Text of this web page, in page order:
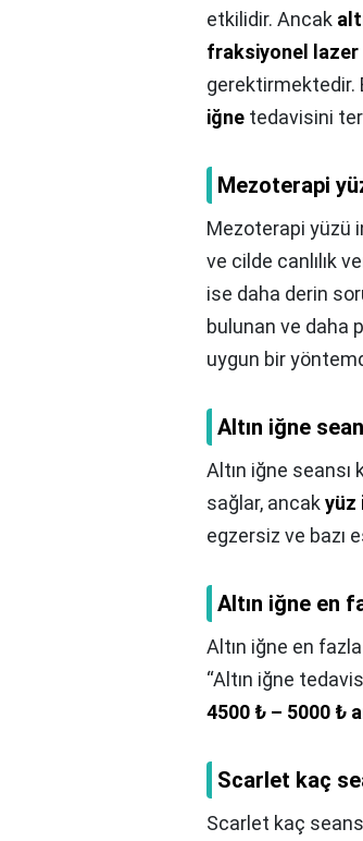
etkilidir. Ancak
fraksiyonel lazer
gerektirmektedir.
iğne tedavisini
Mezoterapi
Mezoterapi yüzü
ve cilde canlılık
ise daha derin
bulunan ve daha
uygun bir
Altın iğne
Altın iğne seansı
sağlar, ancakyüz
egzersiz ve bazı
Altın iğne en
Altın iğne en
“Altın iğne
4500 ₺ – 5000 ₺
Scarlet kaç
Scarlet kaç